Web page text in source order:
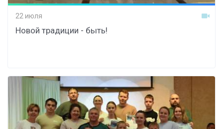
22 июля
Новой традиции - быть!